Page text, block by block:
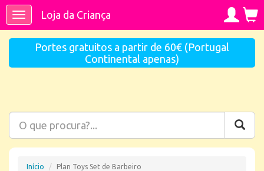
ToggleLoja da Criança
Portes gratuitos a partir de 60€ (Portugal
Continental apenas)
Início Plan Toys Set de Barbeiro